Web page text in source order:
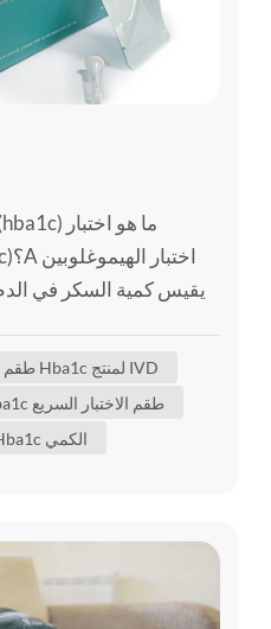
الدم الحمراء الذي ينقل
الجلوكوز المرتبطة
طقم اختبار كاشف Hba1c لمنتج IVD
كاشف المقايسة المناعية Hba1c طقم الاختبار السريع
استخدام عدة كاشف اختبار Hba1c الكمي